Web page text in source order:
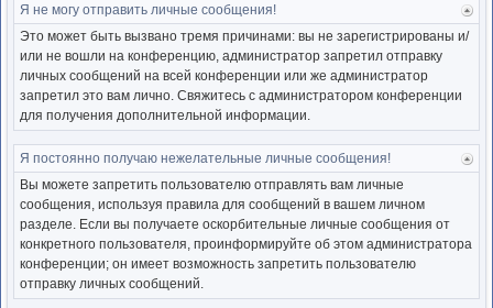
к
Я не могу отправить личные сообщения!
Это может быть вызвано тремя причинами: вы не зарегистрированы и/
или не вошли на конференцию, администратор запретил отправку
личных сообщений на всей конференции или же администратор
запретил это вам лично. Свяжитесь с администратором конференции
для получения дополнительной информации.
Я постоянно получаю нежелательные личные сообщения!
Вы можете запретить пользователю отправлять вам личные
сообщения, используя правила для сообщений в вашем личном
разделе. Если вы получаете оскорбительные личные сообщения от
конкретного пользователя, проинформируйте об этом администратора
конференции; он имеет возможность запретить пользователю
отправку личных сообщений.